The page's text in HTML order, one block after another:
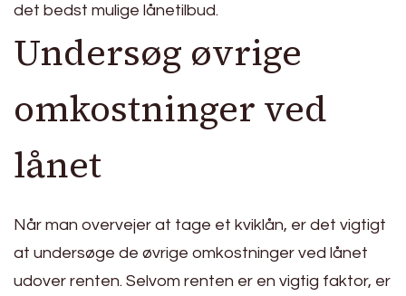
det bedst mulige lånetilbud.
Undersøg øvrige
omkostninger ved
lånet
Når man overvejer at tage et kviklån, er det vigtigt
at undersøge de øvrige omkostninger ved lånet
udover renten. Selvom renten er en vigtig faktor, er